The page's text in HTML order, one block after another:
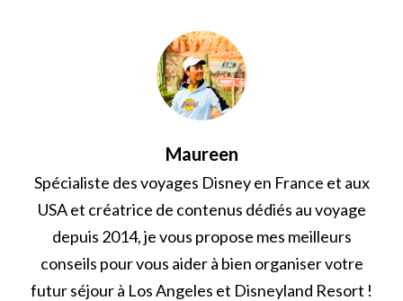
Maureen
Spécialiste des voyages Disney en France et aux
USA et créatrice de contenus dédiés au voyage
depuis 2014, je vous propose mes meilleurs
conseils pour vous aider à bien organiser votre
futur séjour à Los Angeles et Disneyland Resort !